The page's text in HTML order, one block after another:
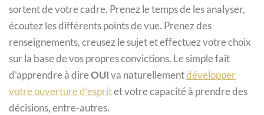
sortent de votre cadre. Prenez le temps de les analyser,
écoutez les différents points de vue. Prenez des
renseignements, creusez le sujet et effectuez votre choix
sur la base de vos propres convictions. Le simple fait
d’apprendre à direOUIva naturellementdévelopper
votre ouverture d’espritet votre capacité à prendre des
décisions, entre-autres.